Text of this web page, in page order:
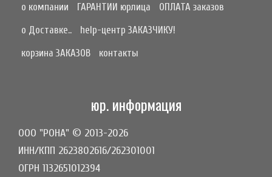
о компании
ГАРАНТИИ юрлица
ОПЛАТА заказов
о Доставке..
help-центр ЗАКАЗЧИКУ!
корзина ЗАКАЗОВ
контакты
юр. информация
ООО "РОНА" © 2013-2026
ИНН/КПП 2623802616/262301001
ОГРН 1132651012394